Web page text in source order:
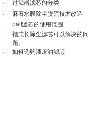
·
过滤器滤芯的分类
·
麻石水膜除尘脱硫技术改造
·
pall滤芯的使用范围
·
褶式长除尘滤芯可以解决的问
题。
·
如何选购液压油滤芯